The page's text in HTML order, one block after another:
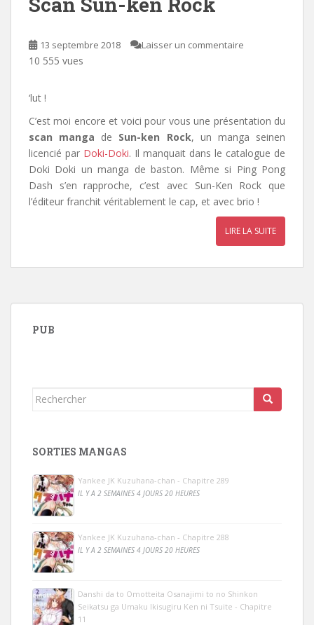
13 septembre 2018 Laisser un commentaire
10 555 vues
‘lut !
C’est moi encore et voici pour vous une présentation du
scan manga de Sun-ken Rock, un manga seinen
licencié par Doki-Doki. Il manquait dans le catalogue de
Doki Doki un manga de baston. Même si Ping Pong
Dash s’en rapproche, c’est avec Sun-Ken Rock que
l’éditeur franchit véritablement le cap, et avec brio !
LIRE LA SUITE
PUB
Rechercher...
SORTIES MANGAS
Yankee JK Kuzuhana-chan - Chapitre 289
IL Y A 2 SEMAINES 4 JOURS 20 HEURES
Yankee JK Kuzuhana-chan - Chapitre 288
IL Y A 2 SEMAINES 4 JOURS 20 HEURES
Danshi da to Omotteita Osanajimi to no Shinkon
Seikatsu ga Umaku Ikisugiru Ken ni Tsuite - Chapitre
11